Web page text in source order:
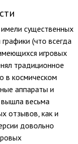
существенных
(что всегда
игровых
традиционное
в космическом
аппараты и
вышла весьма
отзывов, как и
довольно